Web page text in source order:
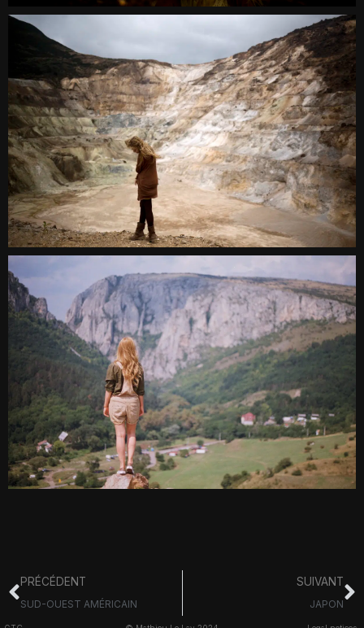
PRÉCÉDENT
SUD-OUEST AMÉRICAIN
SUIVANT
JAPON